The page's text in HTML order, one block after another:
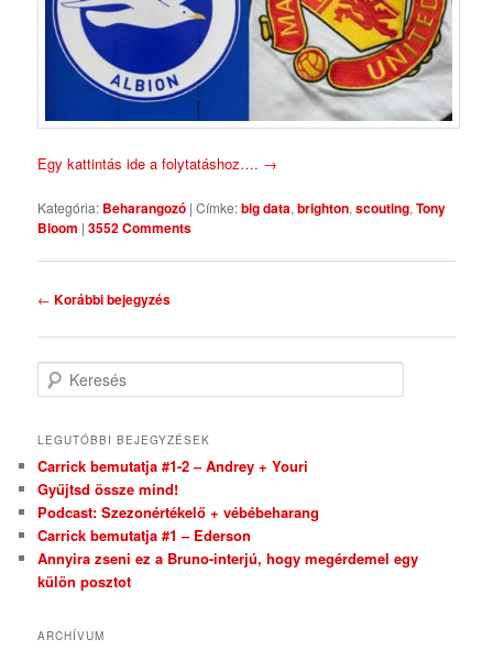
Egy kattintás ide a folytatáshoz…. →
Kategória: Beharangozó |Címke:big data,brighton,scouting,Tony
Bloom |3552 Comments
Bejegyzés navigáció
← Korábbi bejegyzés
Keresés
LEGUTÓBBI BEJEGYZÉSEK
Carrick bemutatja #1-2 – Andrey + Youri
Gyűjtsd össze mind!
Podcast: Szezonértékelő + vébébeharang
Carrick bemutatja #1 – Ederson
Annyira zseni ez a Bruno-interjú, hogy megérdemel egy
külön posztot
ARCHÍVUM